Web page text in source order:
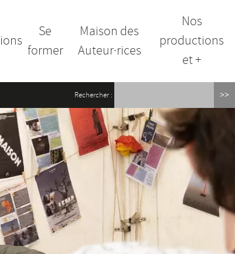
Se
former
Maison des
Auteur·rices
Nos
productions
et +
Rechercher :